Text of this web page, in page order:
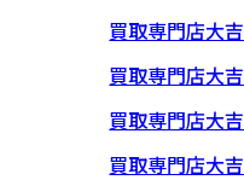
買取専門店大
買取専門店大
買取専門店大
買取専門店大